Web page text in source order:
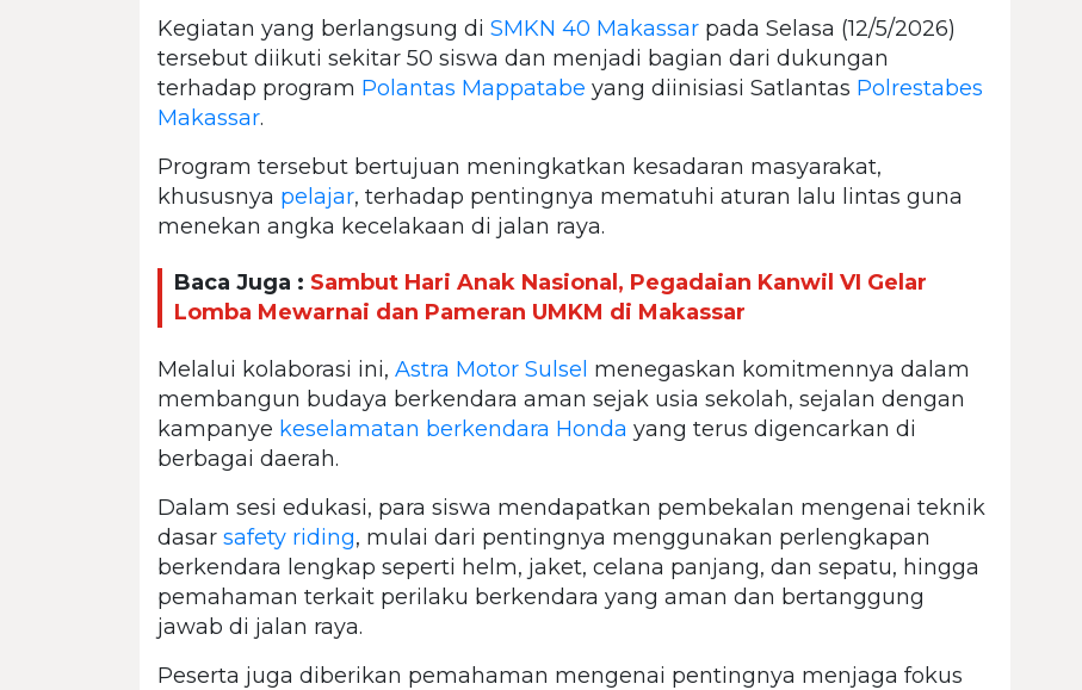
Kegiatan yang berlangsung di SMKN 40 Makassar pada Selasa (12/5/2026)
tersebut diikuti sekitar 50 siswa dan menjadi bagian dari dukungan
terhadap program Polantas Mappatabe yang diinisiasi Satlantas Polrestabes
Makassar.
Program tersebut bertujuan meningkatkan kesadaran masyarakat,
khususnya pelajar, terhadap pentingnya mematuhi aturan lalu lintas guna
menekan angka kecelakaan di jalan raya.
Baca Juga : Sambut Hari Anak Nasional, Pegadaian Kanwil VI Gelar
Lomba Mewarnai dan Pameran UMKM di Makassar
Melalui kolaborasi ini, Astra Motor Sulsel menegaskan komitmennya dalam
membangun budaya berkendara aman sejak usia sekolah, sejalan dengan
kampanye keselamatan berkendara Honda yang terus digencarkan di
berbagai daerah.
Dalam sesi edukasi, para siswa mendapatkan pembekalan mengenai teknik
dasar safety riding, mulai dari pentingnya menggunakan perlengkapan
berkendara lengkap seperti helm, jaket, celana panjang, dan sepatu, hingga
pemahaman terkait perilaku berkendara yang aman dan bertanggung
jawab di jalan raya.
Peserta juga diberikan pemahaman mengenai pentingnya menjaga fokus